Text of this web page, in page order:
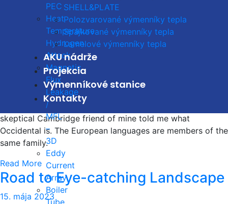
PEC
Heat
Temperature
Hydrogen
Attack
Magnetic
Flux
Leakage
/
MFL
–
3D
Eddy
Current
Array
Boiler
Tube
SHELL&PLATE
Polozvarované výmenníky tepla
Spájkované výmenníky tepla
Lamelové výmenníky tepla
AKU nádrže
Projekcia
Výmenníkové stanice
Kontakty
Serious Problems with Cables in
15. mája 2023
adminko@adminko.sk
The new common language will be more simple and
regular than the existing European languages. It will be as
simple as Occidental; in fact, it will be Occidental. To an
English person, it will seem like simplified English, as a
skeptical Cambridge friend of mine told me what
Occidental is. The European languages are members of the
same family.
Read More
Road to Eye-catching Landscape
15. mája 2023